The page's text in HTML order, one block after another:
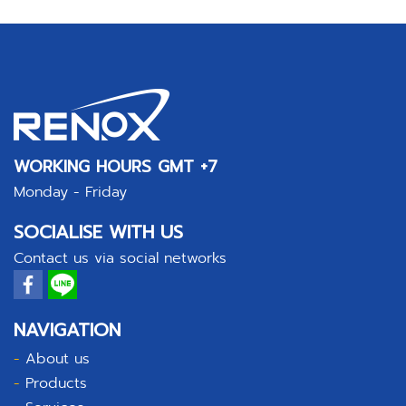
WORKING HOURS GMT +7
Monday - Friday
SOCIALISE WITH US
Contact us via social networks
NAVIGATION
- About us
- Products